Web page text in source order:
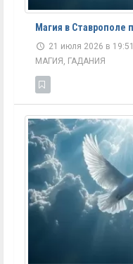
Магия в Ставрополе
21 июля 2026 в
МАГИЯ, ГАДАНИЯ